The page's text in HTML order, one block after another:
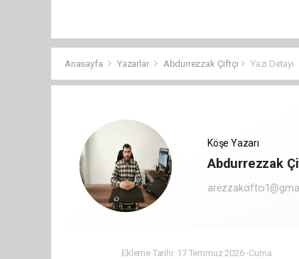
Anasayfa Yazarlar Abdurrezzak Çiftçi Yazı Detayı
Köşe Yazarı
Abdurrezzak
Ekleme Tarihi: 17 Temmuz 2026 -Cuma